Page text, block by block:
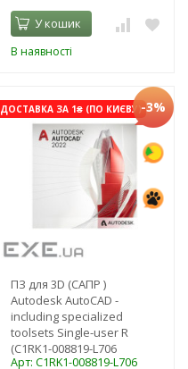
У кошик
В наявності
ДОСТАВКА ЗА 1₴ (ПО КИЄВУ)-3%
ПЗ для 3D (САПР )
Autodesk AutoCAD -
including specialized
toolsets Single-user R
(C1RK1-008819-L706
Арт: C1RK1-008819-L706